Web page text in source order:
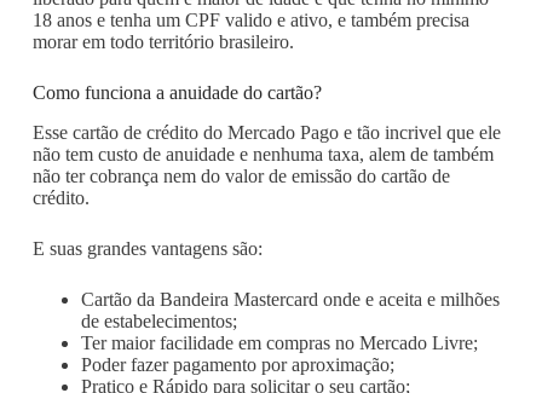
18 anos e tenha um CPF valido e ativo, e também precisa
morar em todo território brasileiro.
Como funciona a anuidade do cartão?
Esse cartão de crédito do Mercado Pago e tão incrivel que ele
não tem custo de anuidade e nenhuma taxa, alem de também
não ter cobrança nem do valor de emissão do cartão de
crédito.
E suas grandes vantagens são:
Cartão da Bandeira Mastercard onde e aceita e milhões
de estabelecimentos;
Ter maior facilidade em compras no Mercado Livre;
Poder fazer pagamento por aproximação;
Pratico e Rápido para solicitar o seu cartão;